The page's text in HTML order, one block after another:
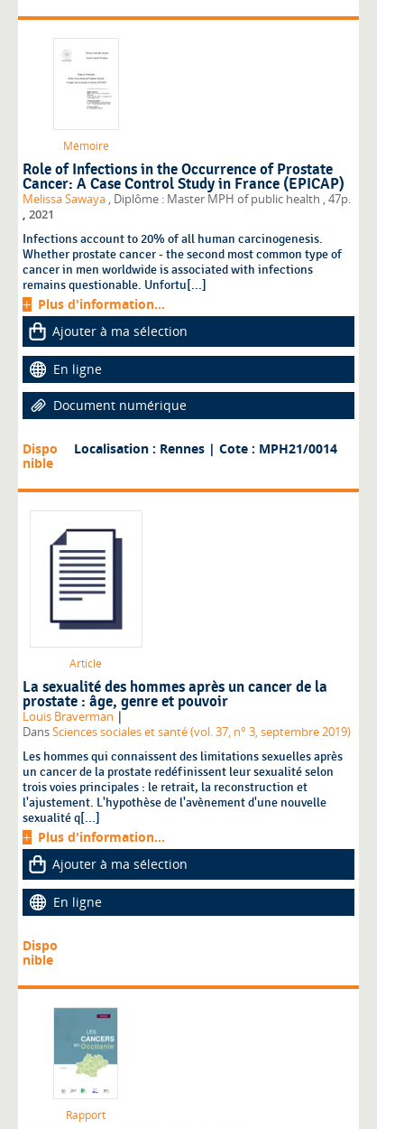
Mémoire
Role of Infections in the Occurrence of Prostate
Cancer: A Case Control Study in France (EPICAP)
Melissa Sawaya , Diplôme : Master MPH of public health , 47p.
2021
Infections account to 20% of all human carcinogenesis.
Whether prostate cancer - the second most common type of
cancer in men worldwide is associated with infections
remains questionable. Unfortu[...]
Plus d'information...
Ajouter à ma sélection
En ligne
Document numérique
Dispo
nible
Localisation : Rennes | Cote : MPH21/0014
Article
La sexualité des hommes après un cancer de la
prostate : âge, genre et pouvoir
Louis Braverman |
DansSciences sociales et santé (vol. 37, n° 3, septembre 2019)
Les hommes qui connaissent des limitations sexuelles après
un cancer de la prostate redéfinissent leur sexualité selon
trois voies principales : le retrait, la reconstruction et
l'ajustement. L'hypothèse de l'avènement d'une nouvelle
sexualité q[...]
Plus d'information...
Ajouter à ma sélection
En ligne
Dispo
nible
Rapport